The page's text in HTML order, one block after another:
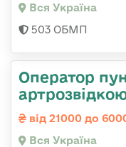
Вся Україна
503 ОБМП
Оператор
від 21000 до
Вся Україна